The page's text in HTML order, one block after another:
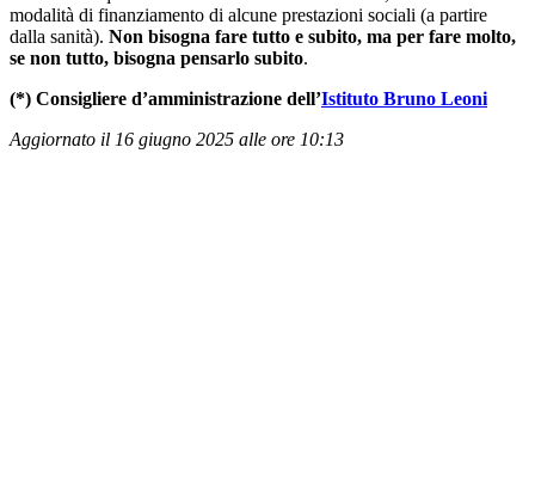
modalità di finanziamento di alcune prestazioni sociali (a partire
dalla sanità). Non bisogna fare tutto e subito, ma per fare molto,
se non tutto, bisogna pensarlo subito.
(*) Consigliere d’amministrazione dell’Istituto Bruno Leoni
Aggiornato il 16 giugno 2025 alle ore 10:13